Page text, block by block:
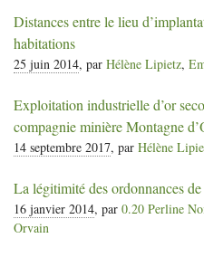
Distances entre le lieu
habitations
25 juin 2014, par Hélène Lipietz,
Exploitation industrielle d’or
compagnie minière Montagne
14 septembre 2017, par Hélène
La légitimité des ordonnances
16 janvier 2014, par 0.20 Perline
Orvain